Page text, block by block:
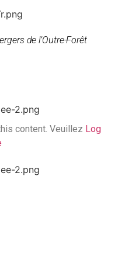
de l’Outre-Forêt
content. Veuillez Log